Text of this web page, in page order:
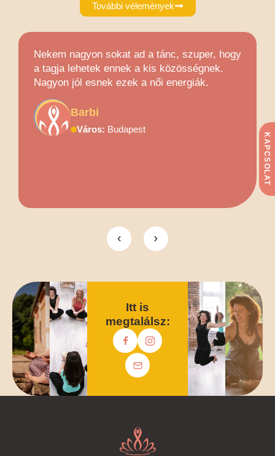
KAPCSOLAT
További vélemények
Nekem nagyon sokat ad a tánc, szuper, hogy
a tagja lehetek ennek a kis közösségnek.
Nagyon jól esnek ezek a női energiák.
Barbi
Város: Budapest
Itt is
megtalálsz: